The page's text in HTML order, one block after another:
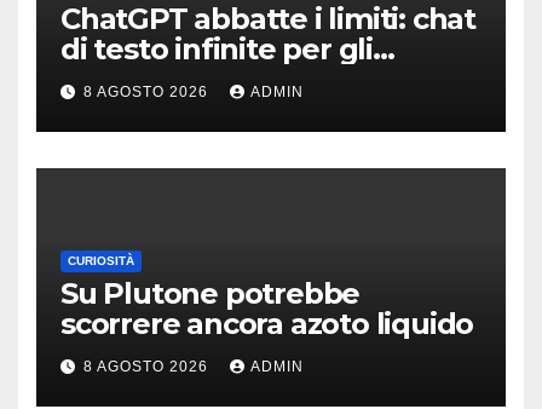
ChatGPT abbatte i limiti: chat
di testo infinite per gli
account gratis e intelligenza
potenziata
8 AGOSTO 2026 ADMIN
CURIOSITÀ
Su Plutone potrebbe
scorrere ancora azoto liquido
8 AGOSTO 2026 ADMIN